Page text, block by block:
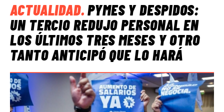
ACTUALIDAD.PYMES Y DESPIDOS:
UN TERCIO REDUJO PERSONAL EN
LOS ÚLTIMOS TRES MESES Y OTRO
TANTO ANTICIPÓ QUE LO HARÁ